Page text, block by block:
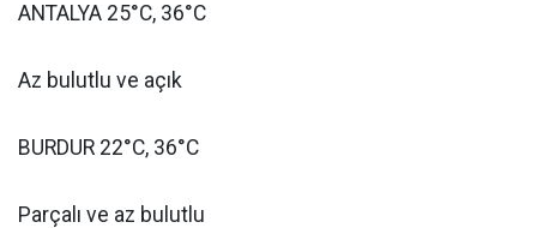
ANTALYA 25°C, 36°C
Az bulutlu ve açık
BURDUR 22°C, 36°C
Parçalı ve az bulutlu